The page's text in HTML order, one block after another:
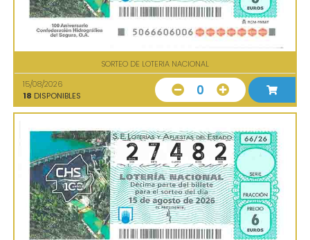
SORTEO DE LOTERIA NACIONAL
15/08/2026
18 DISPONIBLES 0